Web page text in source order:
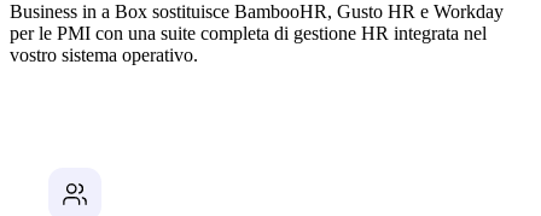
Business in a Box sostituisce BambooHR, Gusto HR e Workday
per le PMI con una suite completa di gestione HR integrata nel
vostro sistema operativo.